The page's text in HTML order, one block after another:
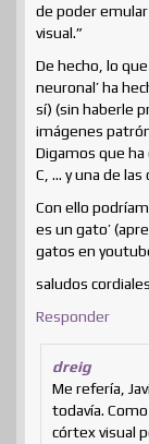
de poder
visual.”
De hecho, lo
neuronal’ ha
sí) (sin haberle
imágenes
Digamos que
C, … y una de
Con ello
es un gato’
gatos en
saludos cordiales
Responder
dreig
Me refería,
todavía.
córtex visual